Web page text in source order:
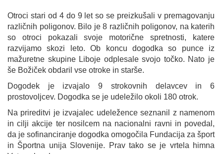
Otroci stari od 4 do 9 let so se preizkušali v premagovanju
različnih poligonov. Bilo je 8 različnih poligonov, na katerih
so otroci pokazali svoje motorične spretnosti, katere
razvijamo skozi leto. Ob koncu dogodka so punce iz
mažuretne skupine Liboje odplesale svojo točko. Nato je
še Božiček obdaril vse otroke in starše.
Dogodek je izvajalo 9 strokovnih delavcev in 6
prostovoljcev. Dogodka se je udeležilo okoli 180 otrok.
Na prireditvi je izvajalec udeležence seznanil z namenom
in cilji akcije ter nosilcem na nacionalni ravni in povedal,
da je sofinanciranje dogodka omogočila Fundacija za šport
in Športna unija Slovenije. Prav tako se je vrtela himna